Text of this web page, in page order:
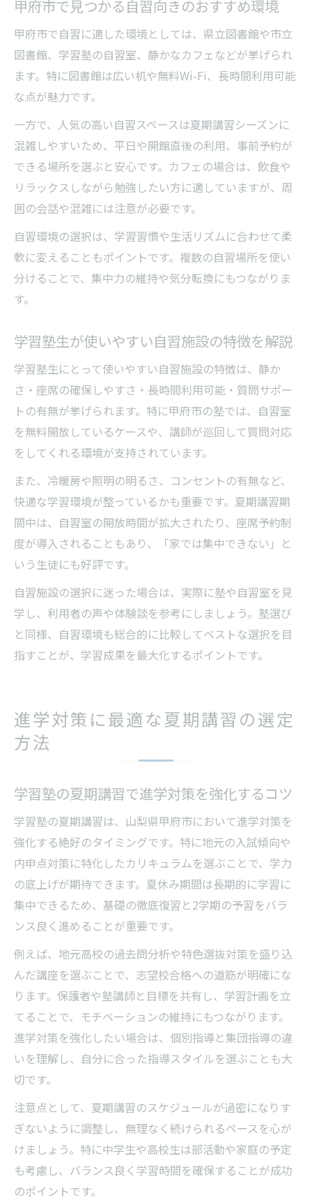
甲府市で見つかる自習向きのおすすめ環境
甲府市で自習に適した環境としては、県立図書館や市立
図書館、学習塾の自習室、静かなカフェなどが挙げられ
ます。特に図書館は広い机や無料Wi-Fi、長時間利用可能
な点が魅力です。
一方で、人気の高い自習スペースは夏期講習シーズンに
混雑しやすいため、平日や開館直後の利用、事前予約が
できる場所を選ぶと安心です。カフェの場合は、飲食や
リラックスしながら勉強したい方に適していますが、周
囲の会話や混雑には注意が必要です。
自習環境の選択は、学習習慣や生活リズムに合わせて柔
軟に変えることもポイントです。複数の自習場所を使い
分けることで、集中力の維持や気分転換にもつながりま
す。
学習塾生が使いやすい自習施設の特徴を解説
学習塾生にとって使いやすい自習施設の特徴は、静か
さ・座席の確保しやすさ・長時間利用可能・質問サポー
トの有無が挙げられます。特に甲府市の塾では、自習室
を無料開放しているケースや、講師が巡回して質問対応
をしてくれる環境が支持されています。
また、冷暖房や照明の明るさ、コンセントの有無など、
快適な学習環境が整っているかも重要です。夏期講習期
間中は、自習室の開放時間が拡大されたり、座席予約制
度が導入されることもあり、「家では集中できない」と
いう生徒にも好評です。
自習施設の選択に迷った場合は、実際に塾や自習室を見
学し、利用者の声や体験談を参考にしましょう。塾選び
と同様、自習環境も総合的に比較してベストな選択を目
指すことが、学習成果を最大化するポイントです。
進学対策に最適な夏期講習の選定
方法
学習塾の夏期講習で進学対策を強化するコツ
学習塾の夏期講習は、山梨県甲府市において進学対策を
強化する絶好のタイミングです。特に地元の入試傾向や
内申点対策に特化したカリキュラムを選ぶことで、学力
の底上げが期待できます。夏休み期間は長期的に学習に
集中できるため、基礎の徹底復習と2学期の予習をバラ
ンス良く進めることが重要です。
例えば、地元高校の過去問分析や特色選抜対策を盛り込
んだ講座を選ぶことで、志望校合格への道筋が明確にな
ります。保護者や塾講師と目標を共有し、学習計画を立
てることで、モチベーションの維持にもつながります。
進学対策を強化したい場合は、個別指導と集団指導の違
いを理解し、自分に合った指導スタイルを選ぶことも大
切です。
注意点として、夏期講習のスケジュールが過密になりす
ぎないように調整し、無理なく続けられるペースを心が
けましょう。特に中学生や高校生は部活動や家庭の予定
も考慮し、バランス良く学習時間を確保することが成功
のポイントです。